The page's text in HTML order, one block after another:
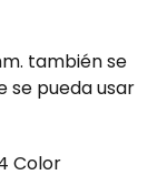
también se
se pueda usar
Color